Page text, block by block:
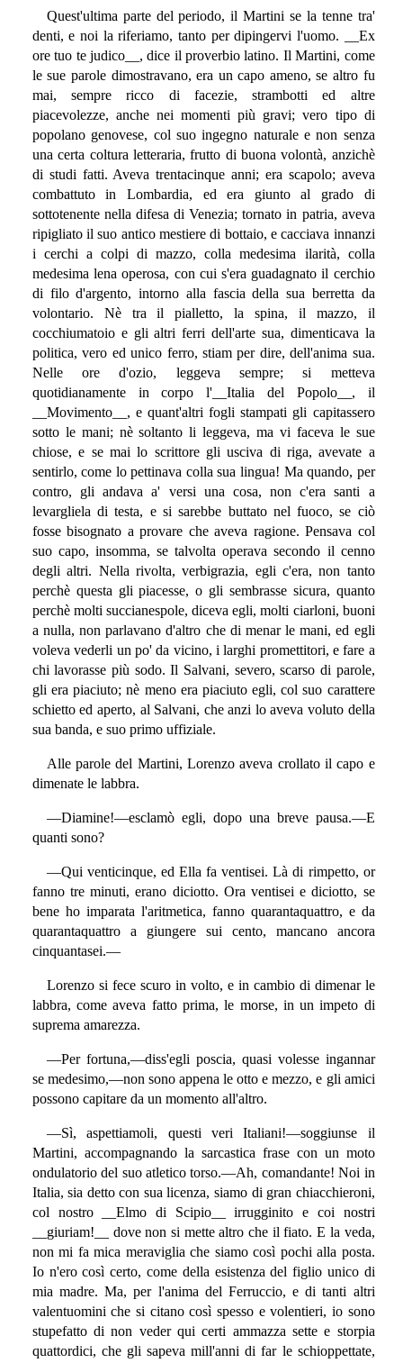
Quest'ultima parte del periodo, il Martini se la tenne tra'
denti, e noi la riferiamo, tanto per dipingervi l'uomo. __Ex
ore tuo te judico__, dice il proverbio latino. Il Martini, come
le sue parole dimostravano, era un capo ameno, se altro fu
mai, sempre ricco di facezie, strambotti ed altre
piacevolezze, anche nei momenti più gravi; vero tipo di
popolano genovese, col suo ingegno naturale e non senza
una certa coltura letteraria, frutto di buona volontà, anzichè
di studi fatti. Aveva trentacinque anni; era scapolo; aveva
combattuto in Lombardia, ed era giunto al grado di
sottotenente nella difesa di Venezia; tornato in patria, aveva
ripigliato il suo antico mestiere di bottaio, e cacciava innanzi
i cerchi a colpi di mazzo, colla medesima ilarità, colla
medesima lena operosa, con cui s'era guadagnato il cerchio
di filo d'argento, intorno alla fascia della sua berretta da
volontario. Nè tra il pialletto, la spina, il mazzo, il
cocchiumatoio e gli altri ferri dell'arte sua, dimenticava la
politica, vero ed unico ferro, stiam per dire, dell'anima sua.
Nelle ore d'ozio, leggeva sempre; si metteva
quotidianamente in corpo l'__Italia del Popolo__, il
__Movimento__, e quant'altri fogli stampati gli capitassero
sotto le mani; nè soltanto li leggeva, ma vi faceva le sue
chiose, e se mai lo scrittore gli usciva di riga, avevate a
sentirlo, come lo pettinava colla sua lingua! Ma quando, per
contro, gli andava a' versi una cosa, non c'era santi a
levargliela di testa, e si sarebbe buttato nel fuoco, se ciò
fosse bisognato a provare che aveva ragione. Pensava col
suo capo, insomma, se talvolta operava secondo il cenno
degli altri. Nella rivolta, verbigrazia, egli c'era, non tanto
perchè questa gli piacesse, o gli sembrasse sicura, quanto
perchè molti succianespole, diceva egli, molti ciarloni, buoni
a nulla, non parlavano d'altro che di menar le mani, ed egli
voleva vederli un po' da vicino, i larghi promettitori, e fare a
chi lavorasse più sodo. Il Salvani, severo, scarso di parole,
gli era piaciuto; nè meno era piaciuto egli, col suo carattere
schietto ed aperto, al Salvani, che anzi lo aveva voluto della
sua banda, e suo primo uffiziale.
Alle parole del Martini, Lorenzo aveva crollato il capo e
dimenate le labbra.
—Diamine!—esclamò egli, dopo una breve pausa.—E
quanti sono?
—Qui venticinque, ed Ella fa ventisei. Là di rimpetto, or
fanno tre minuti, erano diciotto. Ora ventisei e diciotto, se
bene ho imparata l'aritmetica, fanno quarantaquattro, e da
quarantaquattro a giungere sui cento, mancano ancora
cinquantasei.—
Lorenzo si fece scuro in volto, e in cambio di dimenar le
labbra, come aveva fatto prima, le morse, in un impeto di
suprema amarezza.
—Per fortuna,—diss'egli poscia, quasi volesse ingannar
se medesimo,—non sono appena le otto e mezzo, e gli amici
possono capitare da un momento all'altro.
—Sì, aspettiamoli, questi veri Italiani!—soggiunse il
Martini, accompagnando la sarcastica frase con un moto
ondulatorio del suo atletico torso.—Ah, comandante! Noi in
Italia, sia detto con sua licenza, siamo di gran chiacchieroni,
col nostro __Elmo di Scipio__ irrugginito e coi nostri
__giuriam!__ dove non si mette altro che il fiato. E la veda,
non mi fa mica meraviglia che siamo così pochi alla posta.
Io n'ero così certo, come della esistenza del figlio unico di
mia madre. Ma, per l'anima del Ferruccio, e di tanti altri
valentuomini che si citano così spesso e volentieri, io sono
stupefatto di non veder qui certi ammazza sette e storpia
quattordici, che gli sapeva mill'anni di far le schioppettate,